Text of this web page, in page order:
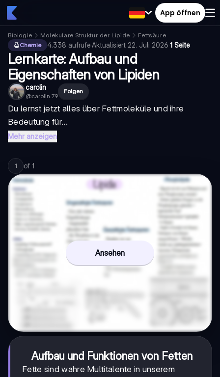
App öffnen
Biologie Molekulare Struktur der Lipide
Fettsäure
Chemie
4.338 aufrufe·Aktualisiert 22. Juli 2026·1 Seite
Lernkarte: Aufbau und
Eigenschaften von Lipiden
carolin
@carolin.79
Folgen
Du lernst jetzt alles über Fettmoleküle und ihre
Bedeutung für...
Mehr anzeigen
1 of 1
Ansehen
Aufbau und Funktionen von Fetten
Fette sind wahre Multitalente in unserem